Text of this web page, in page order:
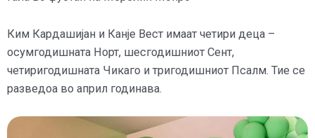
Ким Кардашијан и Канје Вест имаат четири деца –
осумгодишната Норт, шесгодишниот Сент,
четиригодишната Чикаго и тригодишниот Псалм. Тие се
разведоа во април годинава.